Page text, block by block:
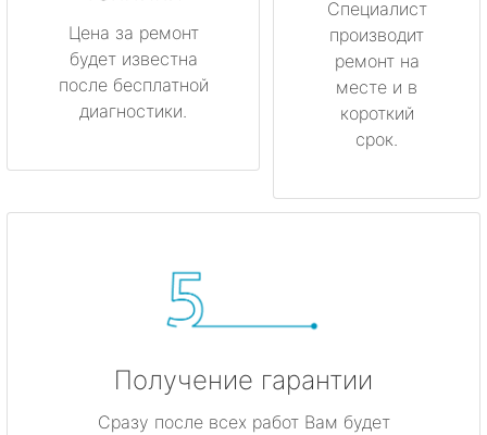
Цена за ремонт
будет известна
после бесплатной
диагностики.
Специалист
производит
ремонт на
месте и в
короткий
срок.
Получение гарантии
Сразу после всех работ Вам будет